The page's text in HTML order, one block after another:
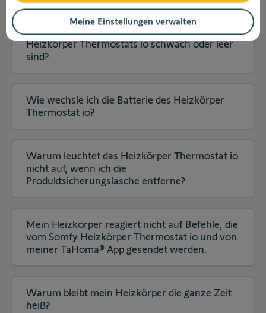
Was passiert, wenn die Batterien meines
Heizkörper Thermostats io schwach oder leer
sind?
Wie wechsle ich die Batterie des Heizkörper
Thermostat io?
Warum leuchtet das Heizkörper Thermostat io
nicht auf, wenn ich die
Produktsicherungslasche entferne?
Mein Heizkörper reagiert nicht auf Befehle, die
vom Somfy Heizkörper Thermostat io und von
meiner TaHoma® App gesendet werden.
Warum bleibt mein Heizkörper die ganze Zeit
heiß?
Meine Einstellungen verwalten